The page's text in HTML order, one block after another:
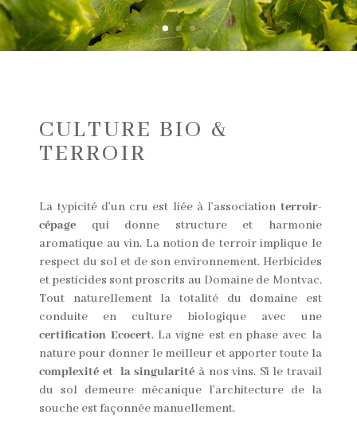
CULTURE BIO &
TERROIR
La typicité d’un cru est liée à l’association terroir-
cépage qui donne structure et harmonie
aromatique au vin. La notion de terroir implique le
respect du sol et de son environnement. Herbicides
et pesticides sont proscrits au Domaine de Montvac.
Tout naturellement la totalité du domaine est
conduite en culture biologique avec une
certification Ecocert. La vigne est en phase avec la
nature pour donner le meilleur et apporter toute la
complexité et la singularité à nos vins. Si le travail
du sol demeure mécanique l’architecture de la
souche est façonnée manuellement.